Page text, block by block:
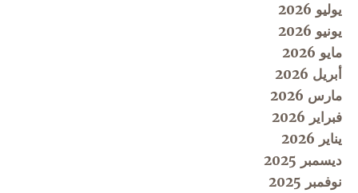
يوليو 2026
يونيو 2026
مايو 2026
أبريل 2026
مارس 2026
فبراير 2026
يناير 2026
ديسمبر 2025
نوفمبر 2025